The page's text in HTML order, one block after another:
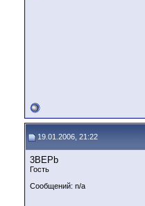
19.01.2006, 21:22
3BEPb
Гость
Сообщений: n/a